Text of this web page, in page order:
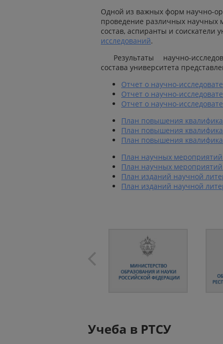
Одной из важных форм научно-
проведение различных научных
состав, аспиранты и соискатели
исследований.
Результаты научно-
состава университета
Отчет о научно-
Отчет о научно-
Отчет о научно-
План повышения
План повышения
План повышения
План научных
План научных
План изданий научной
План изданий научной
Учеба в РТСУ